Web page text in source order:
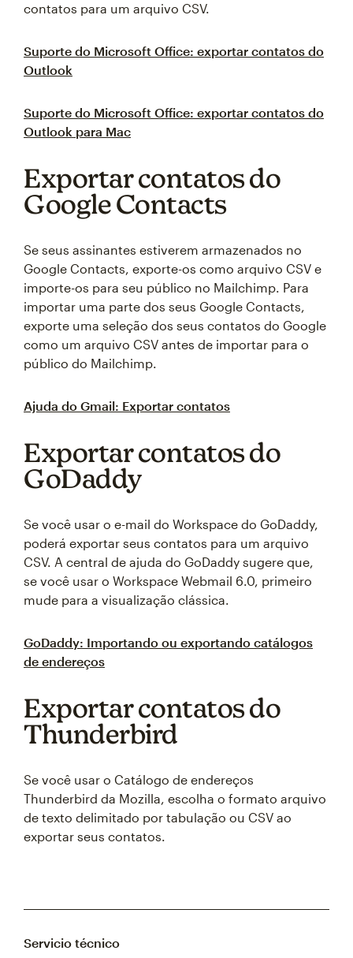
contatos para um arquivo CSV.
Suporte do Microsoft Office: exportar contatos do
Outlook
Suporte do Microsoft Office: exportar contatos do
Outlook para Mac
Exportar contatos do
Google Contacts
Se seus assinantes estiverem armazenados no
Google Contacts, exporte-os como arquivo CSV e
importe-os para seu público no Mailchimp. Para
importar uma parte dos seus Google Contacts,
exporte uma seleção dos seus contatos do Google
como um arquivo CSV antes de importar para o
público do Mailchimp.
Ajuda do Gmail: Exportar contatos
Exportar contatos do
GoDaddy
Se você usar o e-mail do Workspace do GoDaddy,
poderá exportar seus contatos para um arquivo
CSV. A central de ajuda do GoDaddy sugere que,
se você usar o Workspace Webmail 6.0, primeiro
mude para a visualização clássica.
GoDaddy: Importando ou exportando catálogos
de endereços
Exportar contatos do
Thunderbird
Se você usar o Catálogo de endereços
Thunderbird da Mozilla, escolha o formato arquivo
de texto delimitado por tabulação ou CSV ao
exportar seus contatos.
Servicio técnico